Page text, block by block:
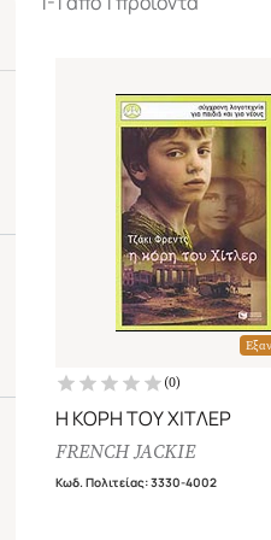
(0)
Η ΚΟΡΗ ΤΟΥ ΧΙΤΛΕΡ
FRENCH JACKIE
Κωδ. Πολιτείας:3330-4002